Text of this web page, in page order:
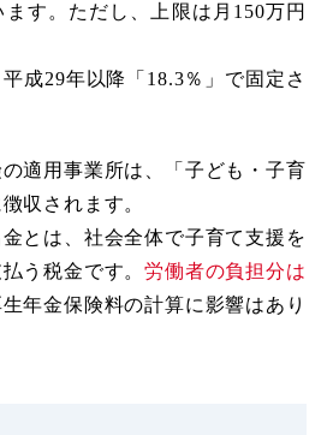
ます。ただし、上限は月150万円
平成29年以降「18.3％」で固定さ
適用事業所は、「子ども・子育
収されます。
とは、社会全体で子育て支援を
う税金です。労働者の負担分は
年金保険料の計算に影響はあり